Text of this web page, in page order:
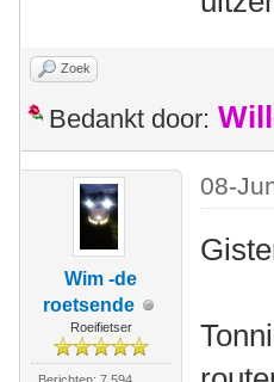
Zoek
Bedankt door:
Wim -de
roetsende
Roeifietser
08-